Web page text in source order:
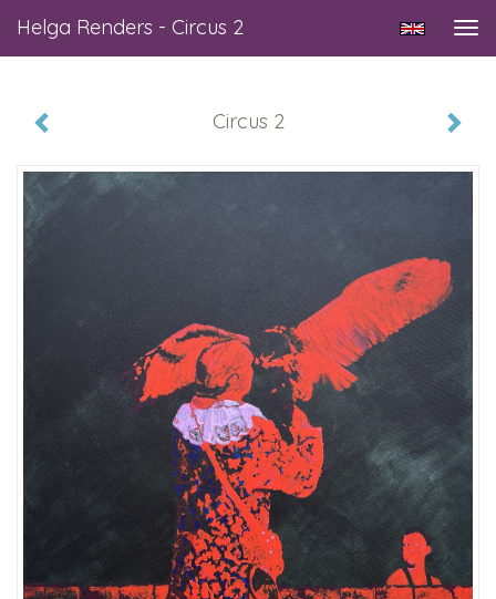
Helga Renders - Circus 2
Circus 2